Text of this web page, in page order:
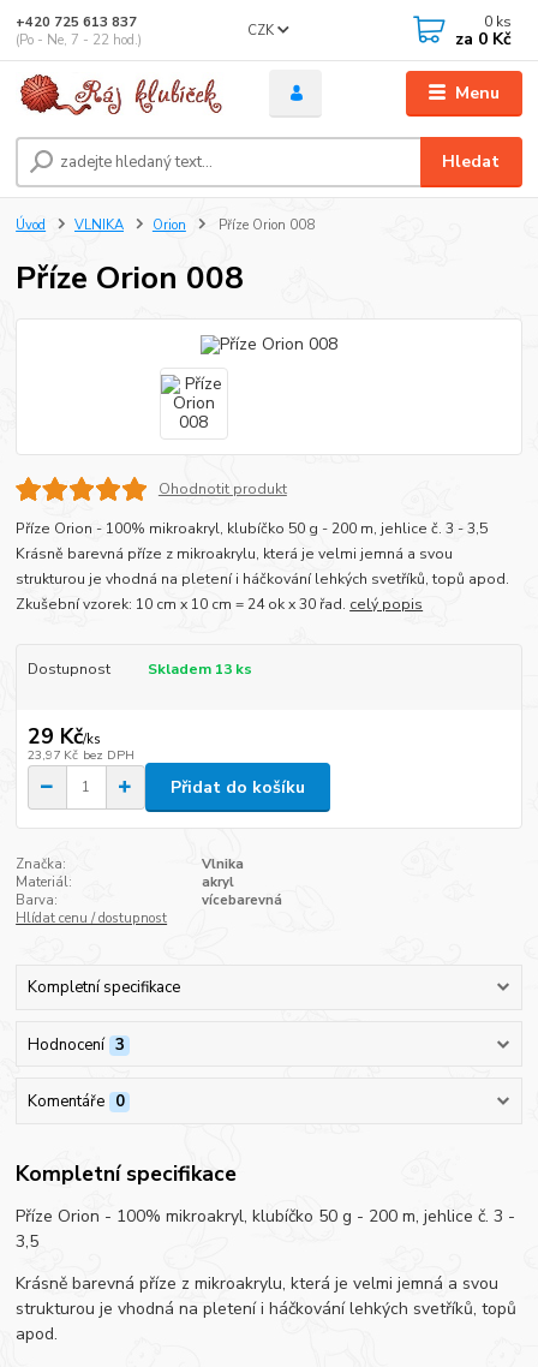
Menu
CZK
Hledat
+420 725 613 837
(Po - Ne, 7 - 22 hod.)
0 ks
za 0 Kč
Úvod VLNIKA Orion Příze Orion 008
Příze Orion 008
Ohodnotit produkt
Příze Orion - 100% mikroakryl, klubíčko 50 g - 200 m, jehlice č. 3 - 3,5
Krásně barevná příze z mikroakrylu, která je velmi jemná a svou
strukturou je vhodná na pletení i háčkování lehkých svetříků, topů apod.
Zkušební vzorek: 10 cm x 10 cm = 24 ok x 30 řad. celý popis
Dostupnost Skladem 13 ks
29 Kč/ks
23,97 Kč bez DPH
Přidat do košíku
Značka:
Vlnika
Materiál:
akryl
Barva:
vícebarevná
Hlídat cenu / dostupnost
Kompletní specifikace
Hodnocení 3
Komentáře 0
Kompletní specifikace
Příze Orion - 100% mikroakryl, klubíčko 50 g - 200 m, jehlice č. 3 -
3,5
Krásně barevná příze z mikroakrylu, která je velmi jemná a svou
strukturou je vhodná na pletení i háčkování lehkých svetříků, topů
apod.